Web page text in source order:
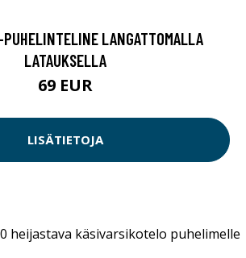
LANGATTOMALLA
LATAUKSELLA
69 EUR
LISÄTIETOJA